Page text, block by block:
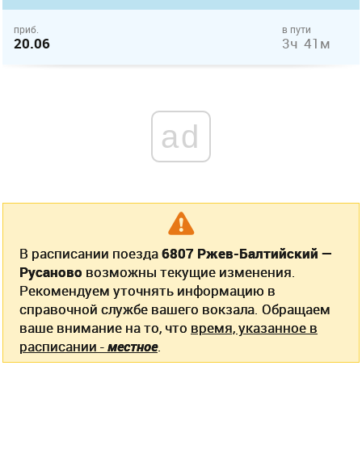
приб.
20.06
в пути
3ч 41м
ad
В расписании поезда6807 Ржев-Балтийский —
Русаново возможны текущие изменения.
Рекомендуем уточнять информацию в
справочной службе вашего вокзала. Обращаем
ваше внимание на то, что время, указанное в
расписании -местное.